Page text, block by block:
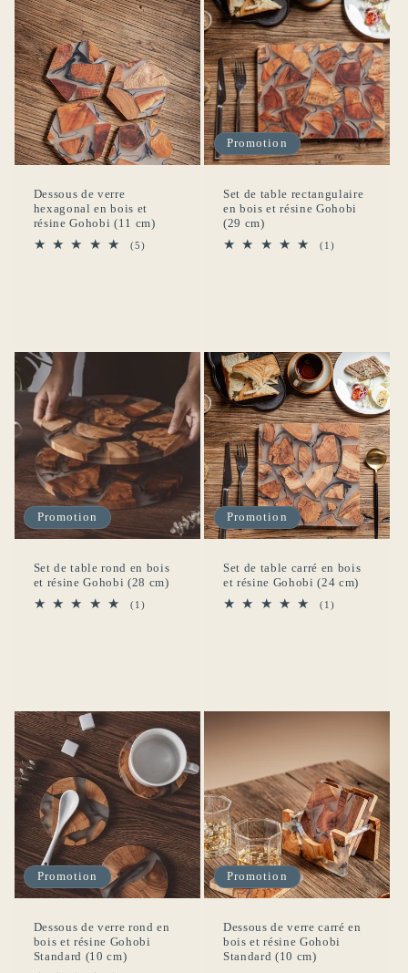
Dessous de verre
hexagonal en bois et
résine Gohobi (11 cm)
(5)5
Promotion
Set de table rectangulaire
en bois et résine Gohobi
(29 cm)
(1)1
Promotion
Set de table rond en bois
et résine Gohobi (28 cm)
(1)1
Promotion
Set de table carré en bois
et résine Gohobi (24 cm)
(1)1
Promotion
Dessous de verre rond en
bois et résine Gohobi
Standard (10 cm)
Promotion
Dessous de verre carré en
bois et résine Gohobi
Standard (10 cm)
Connexion requise
Connectez-vous à votre compte pour ajouter des
produits à votre liste de souhaits et afficher vos
articles précédemment enregistrés.
Se connecter